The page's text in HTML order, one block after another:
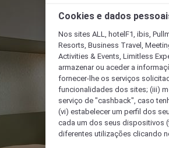
Cookies e dados
Nos sites ALL, hotelF1, ibis,
Resorts, Business Travel,
Activities & Events, Limitless
armazenar ou aceder a
fornecer-lhe os serviços
funcionalidades dos sites; (iii)
serviço de "cashback", caso
(vi) estabelecer um perfil dos
cada um dos seus dispositivos
diferentes utilizações clicando